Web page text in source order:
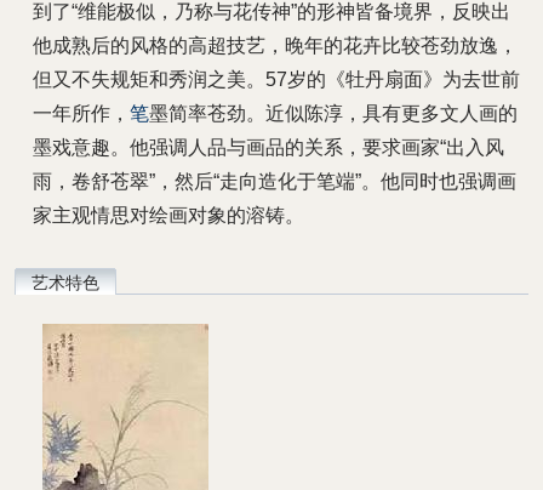
到了“维能极似，乃称与花传神”的形神皆备境界，反映出
他成熟后的风格的高超技艺，晚年的花卉比较苍劲放逸，
但又不失规矩和秀润之美。57岁的《牡丹扇面》为去世前
一年所作， 笔墨简率苍劲。近似陈淳，具有更多文人画的
墨戏意趣。他强调人品与画品的关系，要求画家“出入风
雨，卷舒苍翠”，然后“走向造化于笔端”。他同时也强调画
家主观情思对绘画对象的溶铸。
艺术特色